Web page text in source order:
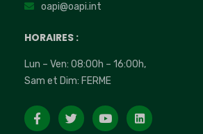
oapi@oapi.int
HORAIRES :
Lun – Ven: 08:00h – 16:00h,
Sam et Dim: FERME